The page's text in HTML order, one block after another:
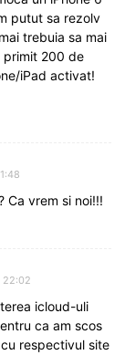
putut sa rezolv
trebuia sa mai
primit 200 de
iPad activat!
Ca vrem si noi!!!
22:02
icloud-uli
ca am scos
respectivul site